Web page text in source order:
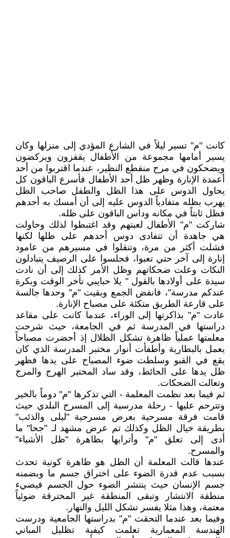
كانت "م" تسير ليلاً في الشارع المؤدي إلى منزلها وكان
يسير أمامها مجموعة من الأطفال يقفزون ويركضون
ويضحكون في مرح منقطع النظير، عندما اقتربوا من أحد
أعمدة الإنارة وظهر ظل أحد الأطفال فأسرع الباقون كل
يحاول الدوس على هذا الظل والطفل صاحب الظل
يهرب بظله متفادياً الدوس عليه إلى أن أمسك به أحدهم
فظل ثابتاً في مكانه وداس الباقون على ظله.
شاركت "م" الأطفال لعبتهم وقد اغتبطوا لذلك وحاولت
هي جاهدة أن تتفادى دوس أحدهم على ظلها لكنها
فشلت أكثر من مرة، وتنقلوا في مسيرهم من عامود
إنارة إلى آخر حتي تعبوا، فجلسوا على الرصيف يتبادلون
النكات وعلت ضحكاتهم وظل الأمر كذلك إلى أن نادت
سيدة على أولادها بالقول " يلا حبايبي تأخر الوقت وبكرة
عندكم مدرسة"، فانفض الجمع وبقيت "م" وحدها جالسة
على قارعة الطريق متكئة على مصباح الإنارة.
عادت "م" بذاكرتها إلى الوراء، عندما كانت على مقاعد
دراستها في المدرسة ثم في الجامعة، حيث شرحت
معلمتها عملياً ظاهرة تشكل الظلال إذ أحضرت مصباحاً
يعمل بالبطارية وأطفأت أنوار مختبر المدرسة الذي كان
يقع في القبو وسلطت ضوء المصباح على يدها فظهر
ظل يدها على الحائط، وقد ساد المختبر الهرج والمرج
وتعالت الضحكات.
ثم فيما بعد نظمت المعلمة - التي تذكرها "م" دوماً بالخير
وتترحم عليها - رحلة مدرسية إلى المسرح البلدي حيث
قامت فرقة مسرحية بعرض مسرحية "ليلى والذئب"
بطريقة خيال الظل وكذلك تم عرض مشهد لـ "جحا" ما
أدى إلى تعلق "م" وأترابها بظاهرة "ظل الأشياء"
والمسرح.
عندها قالت المعلمة أن الظل هو ظاهرة كونية تحدث
بسبب عدم قدرة الضوء على اختراق جسم ما وبضمنه
جسم الإنسان حيث ينتشر الضوء حول الجسم فيضيء
منطقة الانتشار وتبقى المنطقة غير المخترقة ضوئياً
معتمة، وهذا مثلا يفسر تشكل الليل والنهار.
وفيما بعد عندما التحقت "م" بدراستها الجامعية ودرست
الهندسة المعمارية تعلمت كيفية تظليل المباني